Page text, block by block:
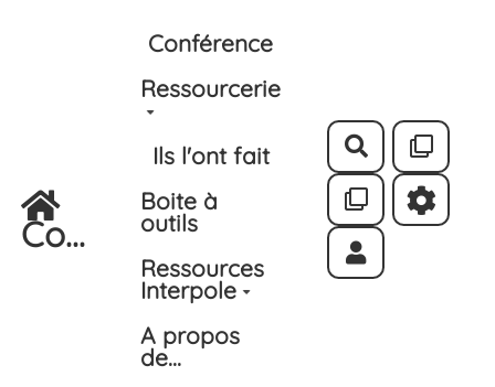
Aller au contenu principal
Co...
Conférence
Ressourcerie
Ils l'ont fait
Boite à
outils
Ressources
Interpole
A propos
de...
Rechercher